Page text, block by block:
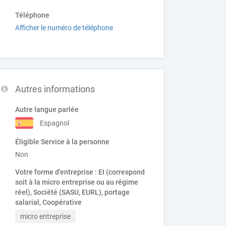
Téléphone
Afficher le numéro de téléphone
Autres informations
Autre langue parlée
Espagnol
Éligible Service à la personne
Non
Votre forme d'entreprise : EI (correspond
soit à la micro entreprise ou au régime
réel), Société (SASU, EURL), portage
salarial, Coopérative
micro entreprise